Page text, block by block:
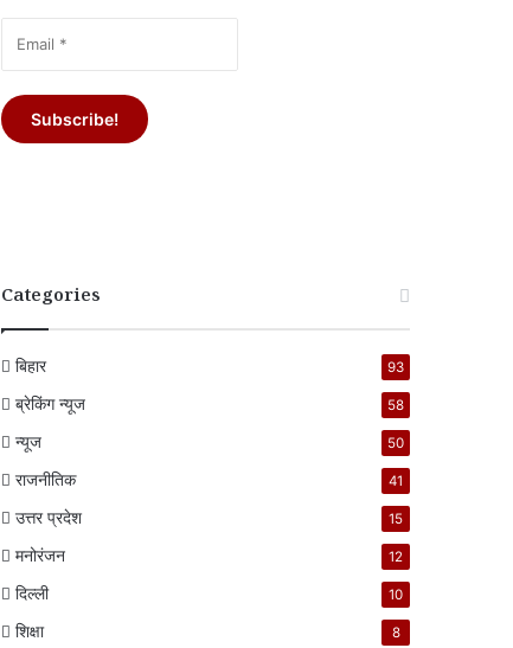
Categories
बिहार 93
ब्रेकिंग न्यूज 58
न्यूज 50
राजनीतिक 41
उत्तर प्रदेश 15
मनोरंजन 12
दिल्ली 10
शिक्षा 8